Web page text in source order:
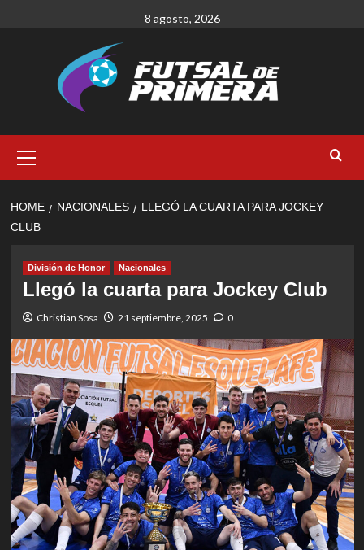
8 agosto, 2026
Menu
HOME NACIONALES
LLEGÓ LA CUARTA PARA JOCKEY
CLUB
División de Honor Nacionales
Llegó la cuarta para Jockey Club
Christian Sosa 21 septiembre, 2025 0